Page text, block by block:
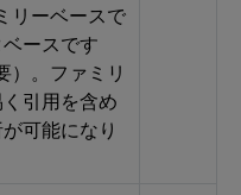
リーベースで
ースです
）。ファミリ
引用を含め
可能になり